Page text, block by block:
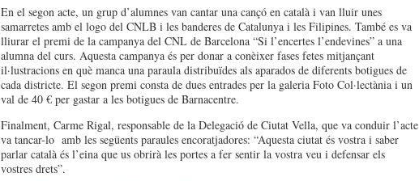
En el segon acte, un grup d’alumnes van cantar una cançó en català i van lluir unes
samarretes amb el logo del CNLB i les banderes de Catalunya i les Filipines. També es va
lliurar el premi de la campanya del CNL de Barcelona “Si l’encertes l’endevines” a una
alumna del curs. Aquesta campanya és per donar a conèixer fases fetes mitjançant
il·lustracions en què manca una paraula distribuïdes als aparados de diferents botigues de
cada districte. El segon premi consta de dues entrades per la galeria Foto Col·lectània i un
val de 40 € per gastar a les botigues de Barnacentre.
Finalment, Carme Rigal, responsable de la Delegació de Ciutat Vella, que va conduir l’acte
va tancar-lo amb les següents paraules encoratjadores: “Aquesta ciutat és vostra i saber
parlar català és l’eina que us obrirà les portes a fer sentir la vostra veu i defensar els
vostres drets”.